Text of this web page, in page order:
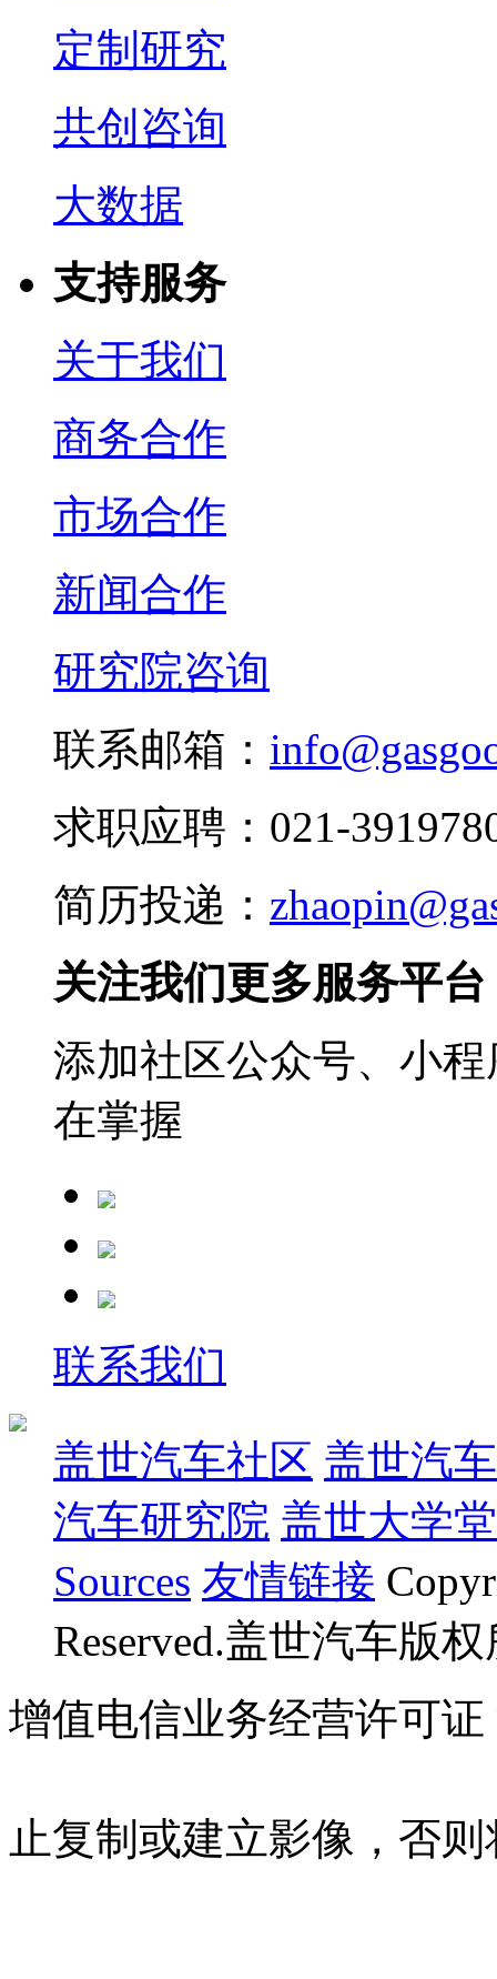
定制研究
共创咨询
大数据
支持服务
关于我们
商务合作
市场合作
新闻合作
研究院咨询
联系邮箱：
求职应聘：021-
简历投递：
关注我们更多服务平台
添加社区公众号、小
在掌握
联系我们
盖世汽车社区 盖世汽
汽车研究院 盖世大学堂
Sources 友情链接
Reserved.盖世汽车版
增值电信业务经营许可证
止复制或建立影像，否